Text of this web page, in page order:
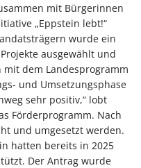
mit Bürgerinnen
„Eppstein lebt!“
wurde ein
ausgewählt und
mit dem Landesprogramm
und Umsetzungsphase
sehr positiv,“ lobt
Förderprogramm. Nach
und umgesetzt werden.
hatten bereits in 2025
Der Antrag wurde